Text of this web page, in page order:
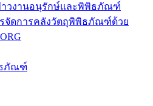
าวงานอนุรักษ์และพิพิธภัณฑ์
จัดการคลังวัตถุพิพิธภัณฑ์ด้วย
ภัณฑ์